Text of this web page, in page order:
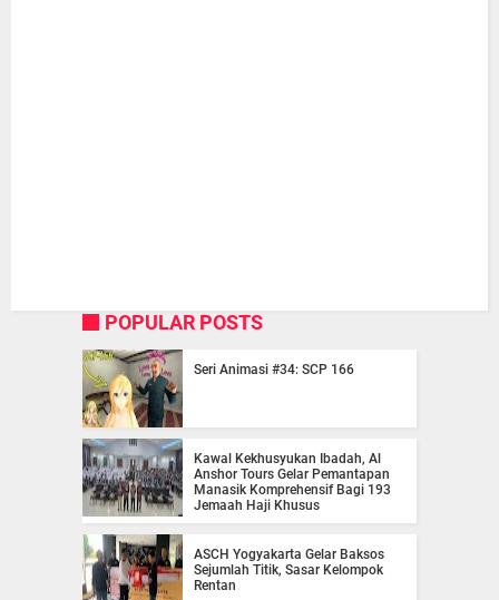
POPULAR POSTS
Seri Animasi #34: SCP 166
Kawal Kekhusyukan Ibadah, Al
Anshor Tours Gelar Pemantapan
Manasik Komprehensif Bagi 193
Jemaah Haji Khusus
ASCH Yogyakarta Gelar Baksos
Sejumlah Titik, Sasar Kelompok
Rentan